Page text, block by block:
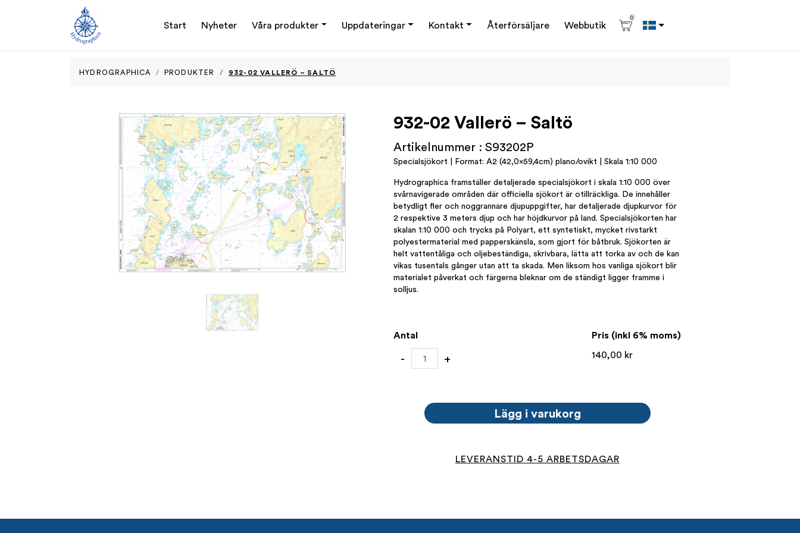
Start Nyheter Våra produkter Uppdateringar Kontakt Återförsäljare Webbutik
0
HYDROGRAPHICA PRODUKTER 932-02 VALLERÖ – SALTÖ
932-02 Vallerö – Saltö
Artikelnummer : S93202P
Specialsjökort | Format: A2 (42,0×59,4cm) plano/ovikt | Skala 1:10 000
Hydrographica framställer detaljerade specialsjökort i skala 1:10 000 över
svårnavigerade områden där officiella sjökort är otillräckliga. De innehåller
betydligt fler och noggrannare djupuppgifter, har detaljerade djupkurvor för
2 respektive 3 meters djup och har höjdkurvor på land. Specialsjökorten har
skalan 1:10 000 och trycks på Polyart, ett syntetiskt, mycket rivstarkt
polyestermaterial med papperskänsla, som gjort för båtbruk. Sjökorten är
helt vattentåliga och oljebeständiga, skrivbara, lätta att torka av och de kan
vikas tusentals gånger utan att ta skada. Men liksom hos vanliga sjökort blir
materialet påverkat och färgerna bleknar om de ständigt ligger framme i
solljus.
Antal
-
932-
Vallerö
+
Pris (inkl 6% moms)
140,00 kr
Lägg i varukorg
LEVERANSTID 4-5 ARBETSDAGAR